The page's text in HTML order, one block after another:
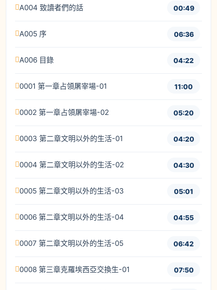
A004 致讀者們的話 00:49
A005 序 06:36
A006 目錄 04:22
0001 第一章占領屠宰場-01 11:00
0002 第一章占領屠宰場-02 05:20
0003 第二章文明以外的生活-01 04:20
0004 第二章文明以外的生活-02 04:30
0005 第二章文明以外的生活-03 05:01
0006 第二章文明以外的生活-04 04:55
0007 第二章文明以外的生活-05 06:42
0008 第三章克羅埃西亞交換生-01 07:50